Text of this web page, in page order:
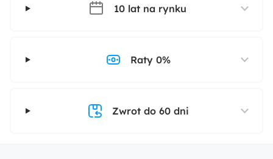
10 lat na rynku
Raty 0%
Zwrot do 60 dni